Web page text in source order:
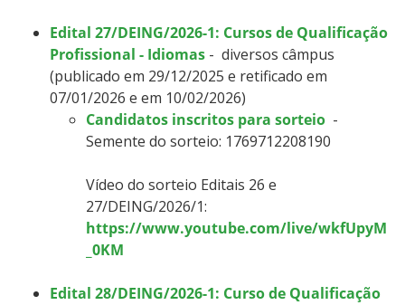
Edital 27/DEING/2026-1: Cursos de Qualificação
Profissional - Idiomas - diversos câmpus
(publicado em 29/12/2025 e retificado em
07/01/2026 e em 10/02/2026)
Candidatos inscritos para sorteio -
Semente do sorteio: 1769712208190
Vídeo do sorteio Editais 26 e
27/DEING/2026/1: ​​​​​​
https://www.youtube.com/live/wkfUpyM
_0KM
Edital 28/DEING/2026-1: Curso de Qualificação